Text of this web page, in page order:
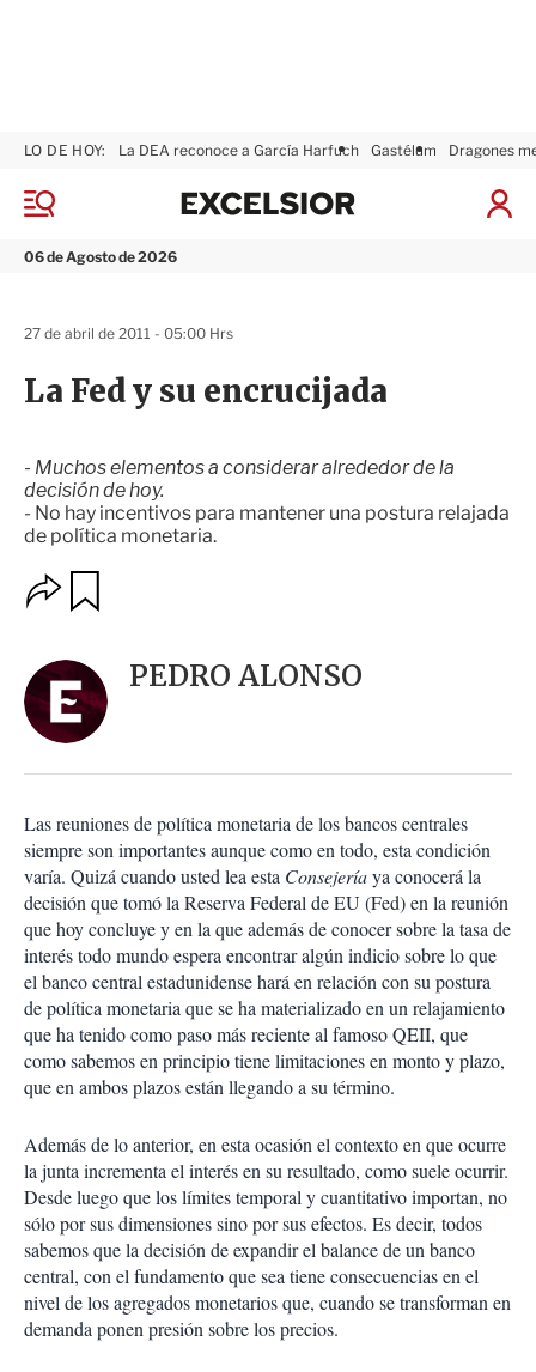
M
n
06 de Agosto de 2026
LO DE HOY: La DEA reconoce a García Harfuch Gastélum Dragones
I
x
r
La Fed y su encrucijada
- Muchos elementos a considerar alrededor de la
decisión de hoy.
- No hay incentivos para mantener una postura relajada
de política monetaria.
27 de abril de 2011 - 05:00 Hrs
O
p
n
e
s
o
m
p
a
r
t
i
r
a
r
PEDRO ALONSO
Las reuniones de política monetaria de los bancos centrales
siempre son importantes aunque como en todo, esta condición
varía. Quizá cuando usted lea esta Consejeríaya conocerá la
decisión que tomó la Reserva Federal de EU (Fed) en la reunión
que hoy concluye y en la que además de conocer sobre la tasa de
interés todo mundo espera encontrar algún indicio sobre lo que
el banco central estadunidense hará en relación con su postura
de política monetaria que se ha materializado en un relajamiento
que ha tenido como paso más reciente al famoso QEII, que
como sabemos en principio tiene limitaciones en monto y plazo,
que en ambos plazos están llegando a su término.
Además de lo anterior, en esta ocasión el contexto en que ocurre
la junta incrementa el interés en su resultado, como suele ocurrir.
Desde luego que los límites temporal y cuantitativo importan, no
sólo por sus dimensiones sino por sus efectos. Es decir, todos
sabemos que la decisión de expandir el balance de un banco
central, con el fundamento que sea tiene consecuencias en el
nivel de los agregados monetarios que, cuando se transforman en
demanda ponen presión sobre los precios.